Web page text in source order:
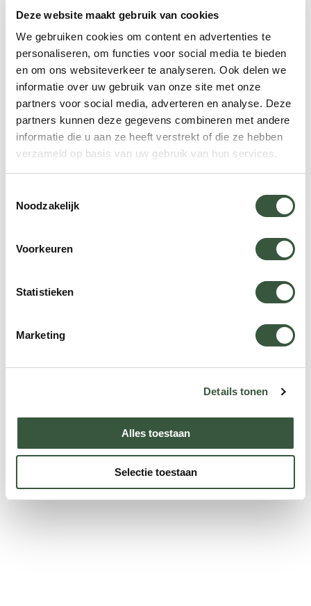
Deze website maakt gebruik van cookies
We gebruiken cookies om content en advertenties te
personaliseren, om functies voor social media te bieden
en om ons websiteverkeer te analyseren. Ook delen we
informatie over uw gebruik van onze site met onze
partners voor social media, adverteren en analyse. Deze
partners kunnen deze gegevens combineren met andere
informatie die u aan ze heeft verstrekt of die ze hebben
verzameld op basis van uw gebruik van hun services.
Noodzakelijk
Voorkeuren
Statistieken
Marketing
Details tonen
Alles toestaan
Selectie toestaan
Tanzania Avonturier
Hulp nodig bij uw zoektocht
naar een volgende reis?
Vind in 5 vragen uw ideale bestemming.